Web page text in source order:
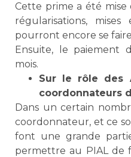
Cette prime a été mise
régularisations,
pourront encore se
Ensuite, le paiement
mois.
Sur le rôle des
coordonnateurs
Dans un certain
coordonnateur, et ce
font une grande
permettre au PIAL de